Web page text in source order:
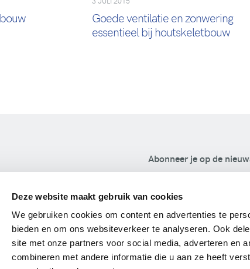
Deze website maakt gebruik van cookies
We gebruiken cookies om content en advertenties te
bieden en om ons websiteverkeer te analyseren. Ook
site met onze partners voor social media, adverteren en
combineren met andere informatie die u aan ze heeft
Goede ventilatie en zonwering
essentieel bij houtskeletbouw
45
Abonneer je op de
Jouw privacy is voor ons
mailadres enkel om onze
Je kan je op elk moment
privacybeleid.